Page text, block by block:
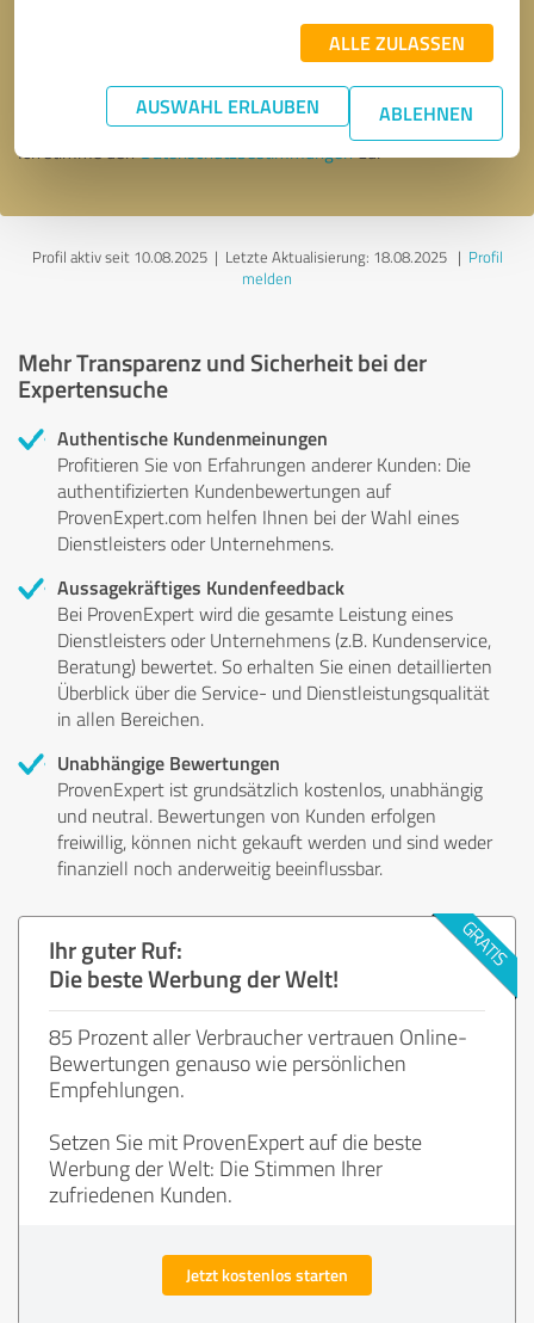
ALLE ZULASSEN
AUSWAHL ERLAUBEN ABLEHNEN
* Erforderliche Angaben
Nachricht senden
Ich stimme denDatenschutzbestimmungenzu.
Profil aktiv seit 10.08.2025 | Letzte Aktualisierung: 18.08.2025| Profil
melden
Mehr Transparenz und Sicherheit bei der
Expertensuche
Authentische Kundenmeinungen
Profitieren Sie von Erfahrungen anderer Kunden: Die
authentifizierten Kundenbewertungen auf
ProvenExpert.com helfen Ihnen bei der Wahl eines
Dienstleisters oder Unternehmens.
Aussagekräftiges Kundenfeedback
Bei ProvenExpert wird die gesamte Leistung eines
Dienstleisters oder Unternehmens (z.B. Kundenservice,
Beratung) bewertet. So erhalten Sie einen detaillierten
Überblick über die Service- und Dienstleistungsqualität
in allen Bereichen.
Unabhängige Bewertungen
ProvenExpert ist grundsätzlich kostenlos, unabhängig
und neutral. Bewertungen von Kunden erfolgen
freiwillig, können nicht gekauft werden und sind weder
finanziell noch anderweitig beeinflussbar.
Ihr guter Ruf:
Die beste Werbung der Welt!
85 Prozent aller Verbraucher vertrauen Online-
Bewertungen genauso wie persönlichen
Empfehlungen.
Setzen Sie mit ProvenExpert auf die beste
Werbung der Welt: Die Stimmen Ihrer
zufriedenen Kunden.
Jetzt kostenlos starten